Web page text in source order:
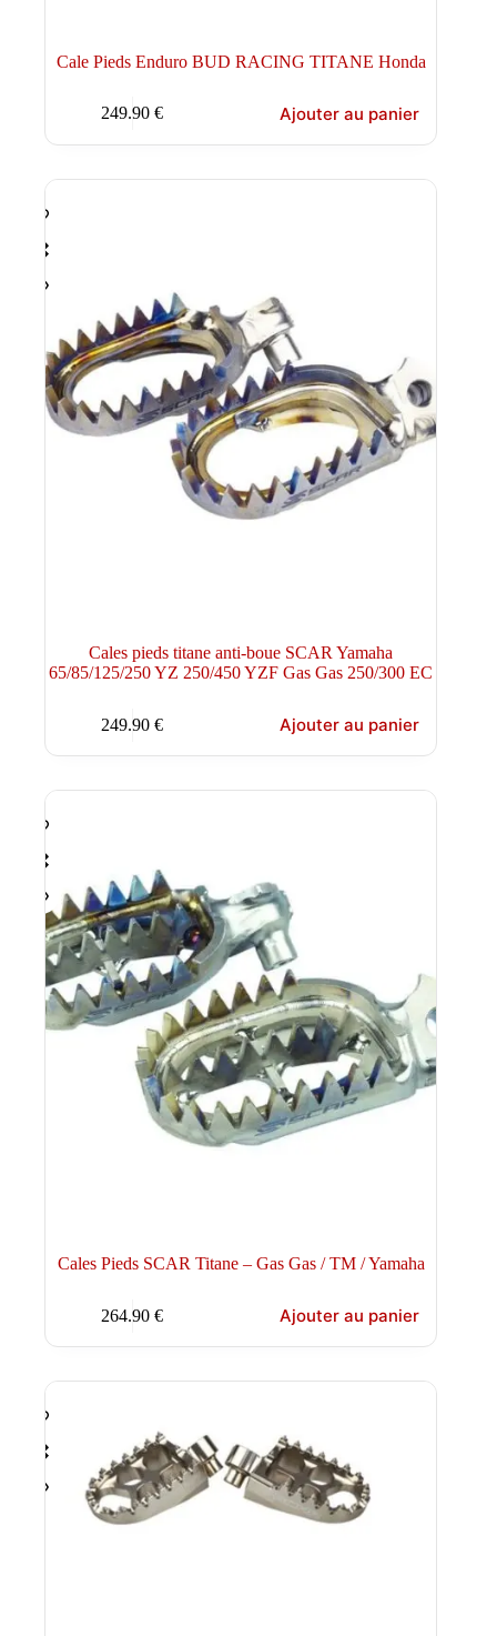
Cale Pieds Enduro BUD RACING TITANE Honda
249.90€ Ajouter au panier
Cales pieds titane anti-boue SCAR Yamaha
65/85/125/250 YZ 250/450 YZF Gas Gas 250/300 EC
249.90€ Ajouter au panier
Cales Pieds SCAR Titane – Gas Gas / TM / Yamaha
264.90€ Ajouter au panier